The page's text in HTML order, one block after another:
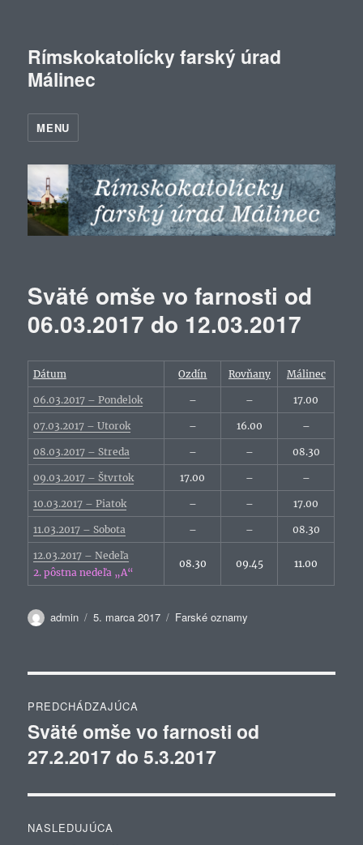
Rímskokatolícky farský úrad
Málinec
MENU
Sväté omše vo farnosti od
06.03.2017 do 12.03.2017
Dátum Ozdín Rovňany Málinec
06.03.2017 – Pondelok – – 17.00
07.03.2017 – Utorok – 16.00 –
08.03.2017 – Streda – – 08.30
09.03.2017 – Štvrtok 17.00 – –
10.03.2017 – Piatok – – 17.00
11.03.2017 – Sobota – – 08.30
12.03.2017 – Nedeľa
2. pôstna nedeľa „A“
08.30 09.45 11.00
Autor
admin Publikované
5. marca 2017 Kategórie
Farské oznamy
v
článku
PREDCHÁDZAJÚCA
Predchádzajúci
článok:
Sväté omše vo farnosti od
27.2.2017 do 5.3.2017
NASLEDUJÚCA